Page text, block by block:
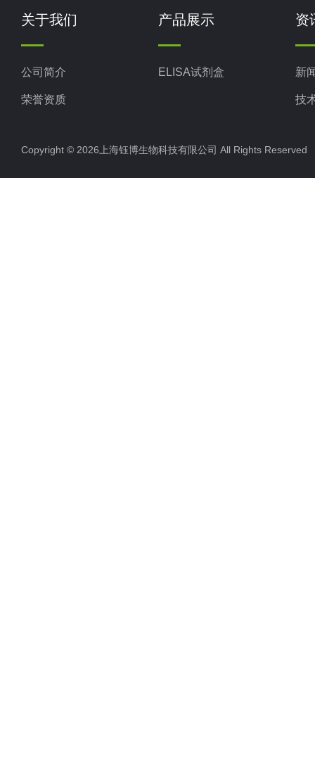
关于我们
公司简介
荣誉资质
产品展示
ELISA试剂盒
资
新
技
Copyright © 2026上海钰博生物科技有限公司 All Rights